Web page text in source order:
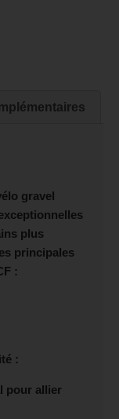
gravel
plus
principales
:
:
pour allier